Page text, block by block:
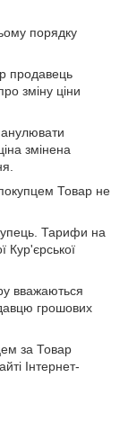
порядку
продавець
зміну ціни
змінена
Товар не
Тарифи на
Кур'єрської
вважаються
грошових
за Товар
Інтернет-